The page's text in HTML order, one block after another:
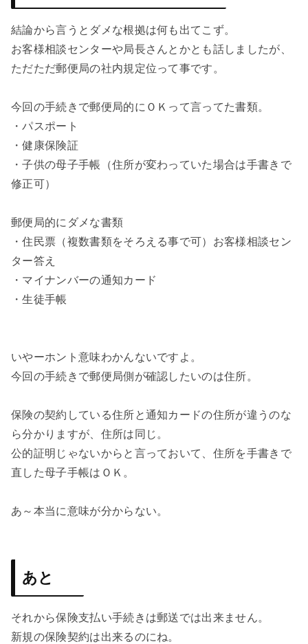
結論から言うとダメな根拠は何も出てこず。
お客様相談センターや局長さんとかとも話しましたが、
ただただ郵便局の社内規定位って事です。
今回の手続きで郵便局的にＯＫって言ってた書類。
・パスポート
・健康保険証
・子供の母子手帳（住所が変わっていた場合は手書きで
修正可）
郵便局的にダメな書類
・住民票（複数書類をそろえる事で可）お客様相談セン
ター答え
・マイナンバーの通知カード
・生徒手帳
いやーホント意味わかんないですよ。
今回の手続きで郵便局側が確認したいのは住所。
保険の契約している住所と通知カードの住所が違うのな
ら分かりますが、住所は同じ。
公的証明じゃないからと言っておいて、住所を手書きで
直した母子手帳はＯＫ。
あ～本当に意味が分からない。
あと
それから保険支払い手続きは郵送では出来ません。
新規の保険契約は出来るのにね。